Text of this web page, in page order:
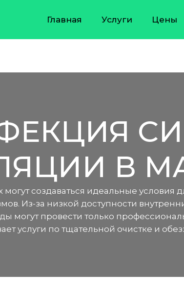
Главная Услуги Цены
В
создаваться идеальные
Из-за низкой доступности
могут провести только
услуги по тщательной очистке и